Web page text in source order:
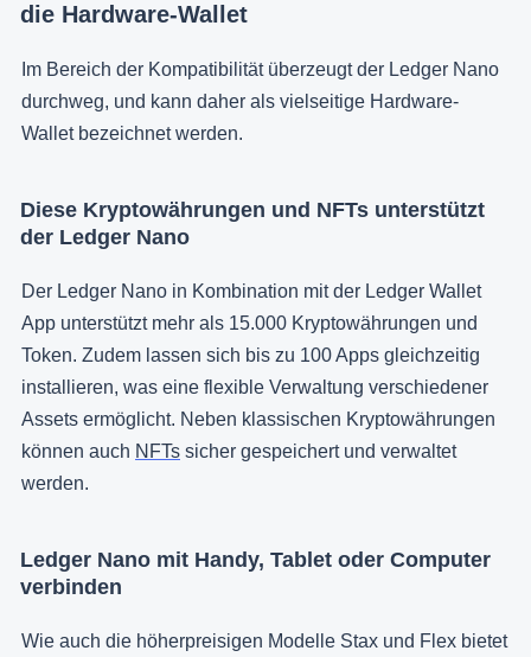
die Hardware-Wallet
Im Bereich der Kompatibilität überzeugt der Ledger Nano
durchweg, und kann daher als vielseitige Hardware-
Wallet bezeichnet werden.
Diese Kryptowährungen und NFTs unterstützt
der Ledger Nano
Der Ledger Nano in Kombination mit der Ledger Wallet
App unterstützt mehr als 15.000 Kryptowährungen und
Token. Zudem lassen sich bis zu 100 Apps gleichzeitig
installieren, was eine flexible Verwaltung verschiedener
Assets ermöglicht. Neben klassischen Kryptowährungen
können auch NFTs sicher gespeichert und verwaltet
werden.
Ledger Nano mit Handy, Tablet oder Computer
verbinden
Wie auch die höherpreisigen Modelle Stax und Flex bietet